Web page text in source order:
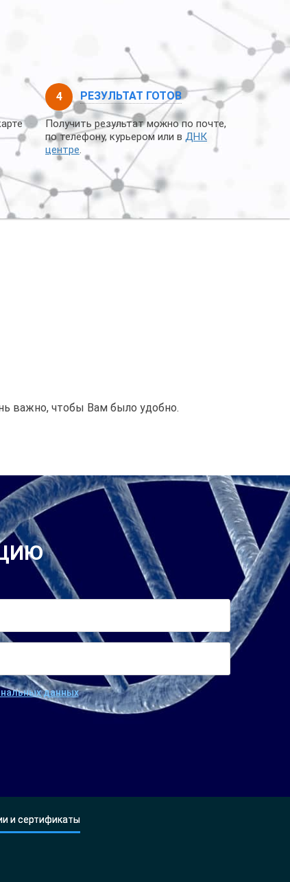
РЕЗУЛЬТАТ ГОТОВ
Получить результат можно по почте,
по телефону, курьером или в ДНК
центре.
важно, чтобы Вам было удобно.
данных
и сертификаты